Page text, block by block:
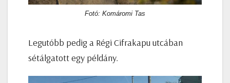
Fotó: Komáromi Tas
Legutóbb pedig a Régi Cifrakapu utcában
sétálgatott egy példány.